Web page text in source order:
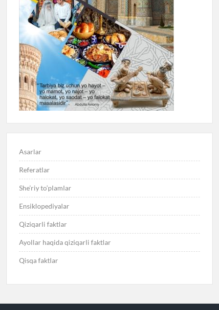
Asarlar
Referatlar
She’riy to’plamlar
Ensiklopediyalar
Qiziqarli faktlar
Ayollar haqida qiziqarli faktlar
Qisqa faktlar